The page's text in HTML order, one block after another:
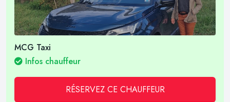
MCG Taxi
Infos chauffeur
RÉSERVEZ CE CHAUFFEUR